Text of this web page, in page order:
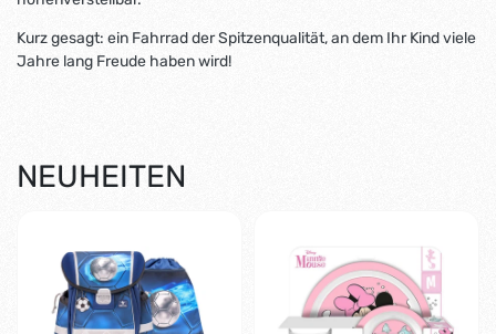
Kurz gesagt: ein Fahrrad der Spitzenqualität, an dem Ihr Kind viele
Jahre lang Freude haben wird!
NEUHEITEN